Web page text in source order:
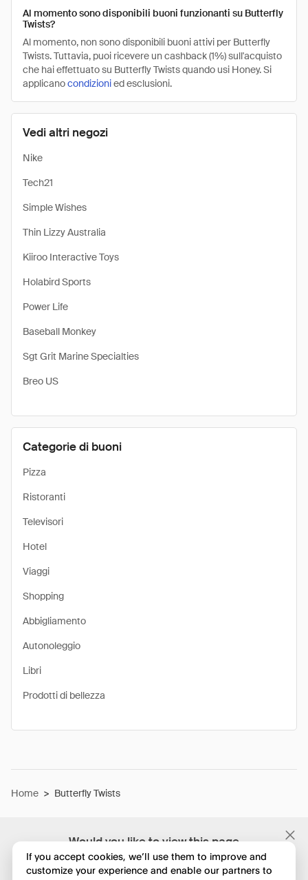
Would you like to view this page
in English?
Vedi altri negozi
Nike
Tech21
Simple Wishes
Thin Lizzy Australia
Kiiroo Interactive Toys
Holabird Sports
Power Life
Baseball Monkey
Sgt Grit Marine Specialties
Breo US
Categorie di buoni
Pizza
Ristoranti
Televisori
Hotel
Viaggi
Shopping
Abbigliamento
Autonoleggio
Libri
Prodotti di bellezza
Al momento sono disponibili buoni funzionanti su Butterfly
Twists?
Al momento, non sono disponibili buoni attivi per Butterfly
Twists. Tuttavia, puoi ricevere un cashback (1%) sull'acquisto
che hai effettuato su Butterfly Twists quando usi Honey. Si
applicanocondizionied esclusioni.
Home > Butterfly Twists
If you accept cookies, we’ll use them to improve and
customize your experience and enable our partners to